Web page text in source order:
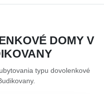
DOMY V
typu dovolenkové